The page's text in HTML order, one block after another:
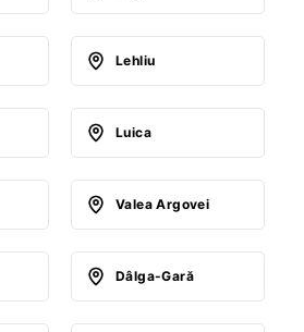
Lehliu
Luica
Valea Argovei
Dâlga-Gară